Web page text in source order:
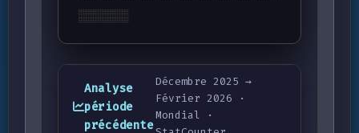
░░░░░░░
Analyse
période
précédente
Décembre 2025 →
Février 2026 ·
Mondial ·